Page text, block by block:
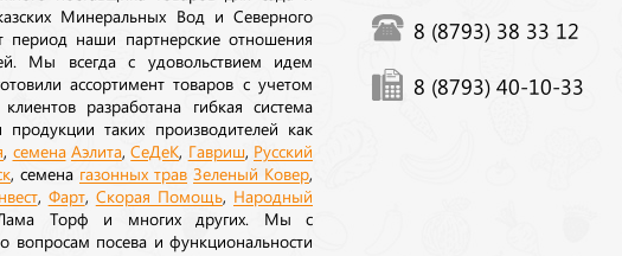
Минеральных Вод и Северного
период наши партнерские отношения
Мы всегда с удовольствием идем
ассортимент товаров с учетом
разработана гибкая система
таких производителей как
семена Аэлита,СеДеК Гавриш Русский
, семена газонных трав Зеленый Ковер
, Фарт, Скорая Помощь Народный
Торф и многих других. Мы с
вопросам посева и функциональности
8 (8793) 38 33 12
8 (8793) 40-10-33